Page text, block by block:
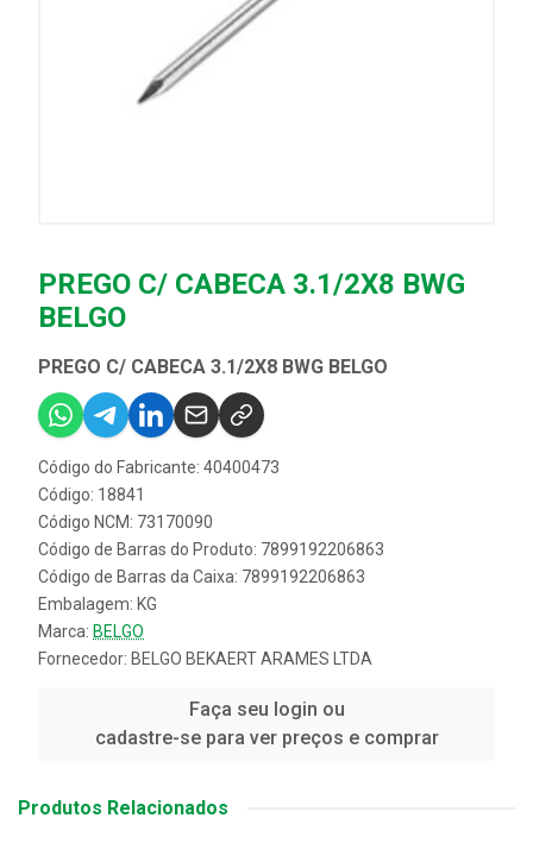
PREGO C/ CABECA 3.1/2X8 BWG
BELGO
PREGO C/ CABECA 3.1/2X8 BWG BELGO
Código do Fabricante: 40400473
Código: 18841
Código NCM: 73170090
Código de Barras do Produto: 7899192206863
Código de Barras da Caixa: 7899192206863
Embalagem: KG
Marca: BELGO
Fornecedor: BELGO BEKAERT ARAMES LTDA
Faça seu login ou
cadastre-se para ver preços e comprar
Produtos Relacionados